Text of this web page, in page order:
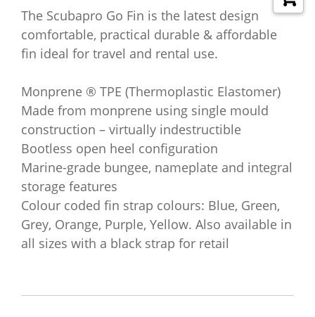
The Scubapro Go Fin is the latest design
comfortable, practical durable & affordable
fin ideal for travel and rental use.
Monprene ® TPE (Thermoplastic Elastomer)
Made from monprene using single mould
construction – virtually indestructible
Bootless open heel configuration
Marine-grade bungee, nameplate and integral
storage features
Colour coded fin strap colours: Blue, Green,
Grey, Orange, Purple, Yellow. Also available in
all sizes with a black strap for retail